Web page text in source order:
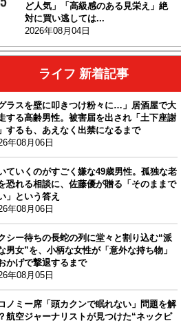
ど人気」「高級感のある見栄え」絶
対に買い逃しては...
2026年08月04日
ライフ 新着記事
グラスを壁に叩きつけ粉々に…」居酒屋で大
する高齢男性。被害届を出され「土下座謝
するも、あえなく出禁になるまで
年08月06日
ていくのがすごく嫌な49歳男性。孤独な老
恐れる相談に、佐藤優が贈る「そのままで
」という答え
年08月06日
シー待ちの長蛇の列に堂々と割り込む“派
男女”を、小柄な女性が「意外な持ち物」
かげで撃退するまで
年08月05日
ノミー席「頭カクンで眠れない」問題を解
航空ジャーナリストが見つけた“ネックピ